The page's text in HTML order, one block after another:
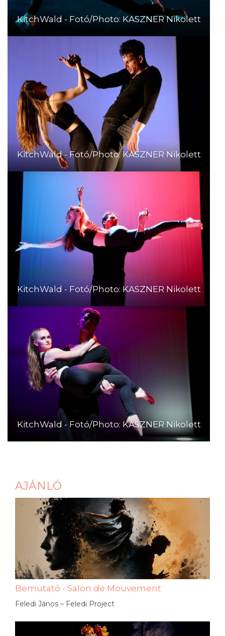
KitchWald - Fotó/Photo: KASZNER Nikolett
KitchWald - Fotó/Photo: KASZNER Nikolett
KitchWald - Fotó/Photo: KASZNER Nikolett
KitchWald - Fotó/Photo: KASZNER Nikolett
AJÁNLÓ
Bemutató - Salon de Mouvement
Feledi János – Feledi Project